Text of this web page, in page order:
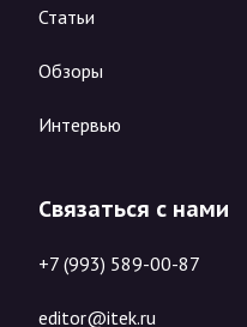
Статьи
Обзоры
Интервью
Связаться с нами
+7 (993) 589-00-87
editor@itek.ru